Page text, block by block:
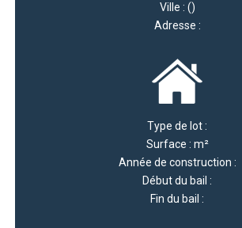
Ville : ()
Adresse :
Type de lot :
Surface : m²
Année de construction :
Début du bail :
Fin du bail :